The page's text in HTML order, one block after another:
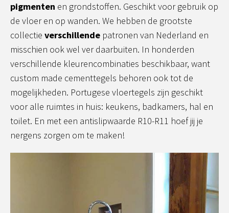
pigmenten en grondstoffen. Geschikt voor gebruik op
de vloer en op wanden. We hebben de grootste
collectie verschillende patronen van Nederland en
misschien ook wel ver daarbuiten. In honderden
verschillende kleurencombinaties beschikbaar, want
custom made cementtegels behoren ook tot de
mogelijkheden. Portugese vloertegels zijn geschikt
voor alle ruimtes in huis: keukens, badkamers, hal en
toilet. En met een antislipwaarde R10-R11 hoef jij je
nergens zorgen om te maken!